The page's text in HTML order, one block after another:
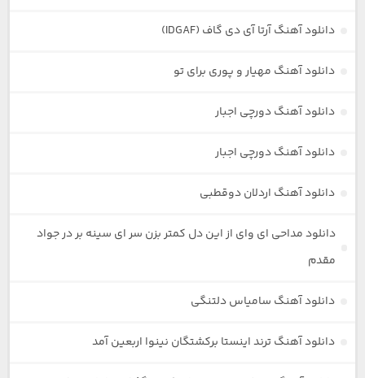
دانلود آهنگ آرتا آی دی گاف (IDGAF)
دانلود آهنگ مهیار و پوری برای تو
دانلود آهنگ دورچی اجبار
دانلود آهنگ دورچی اجبار
دانلود آهنگ اردلان دوقطبی
دانلود مداحی ای وای از این دل کمتر بزن سر ای سینه بر در جواد
مقدم
دانلود آهنگ سامیاس دلتنگی
دانلود آهنگ ترند اینستا برکشتگان نینوا اربعین آمد